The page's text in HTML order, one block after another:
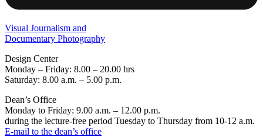
Visual Journalism and
Documentary Photography
Design Center
Monday – Friday: 8.00 – 20.00 hrs
Saturday: 8.00 a.m. – 5.00 p.m.
Dean’s Office
Monday to Friday: 9.00 a.m. – 12.00 p.m.
during the lecture-free period Tuesday to Thursday from 10-12 a.m.
E-mail to the dean’s office